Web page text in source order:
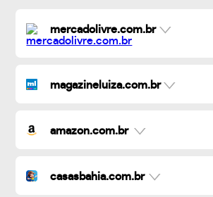
mercadolivre.com.br
magazineluiza.com.br
amazon.com.br
casasbahia.com.br